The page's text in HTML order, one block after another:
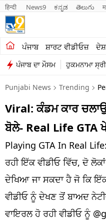
हिन्दी News9 ಕನ್ನಡ తెలుగు
ਪੰਜਾਬ ਸ਼ਾਰਟ ਵੀਡੀਓਜ਼ ਦੇਸ਼
ਪੰਜਾਬ ਦਾ ਮੌਸਮ ਹੁਕਮਨਾਮਾ
ਖੇਤੀਬਾੜੀ
ਸ਼ਾਰਟ ਵੀਡੀਓਜ਼
ਕਾਰੋਬਾਰ
ਕਰਿਅਰ
ਦੇਸ਼
ਲਾਈਫ ਸਟਾਈਲ
ਪੰਜਾਬ
Punjabi News Trending
Viral: ਕੰਡਮ ਕਾਰ
ਬੋਲੇ- Real Life GTA
Playing GTA In Real
ਰਹੀ ਇੱਕ ਵੀਡੀਓ ਵਿੱਚ, ਦੋ
ਦੇਖਿਆ ਜਾ ਸਕਦਾ ਹੈ ਜੋ ਕਿ
ਵੀਡੀਓ ਨੂੰ ਦੇਖਣ ਤੋਂ ਬਾਅਦ
ਵਾਇਰਲ ਹੋ ਰਹੀ ਵੀਡੀਓ ਨੂੰ